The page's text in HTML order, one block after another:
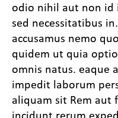
odio nihil aut non id
sed necessitatibus
accusamus nemo
quidem ut quia
omnis natus. eaque
impedit laborum
aliquam sit Rem aut
incidunt rerum